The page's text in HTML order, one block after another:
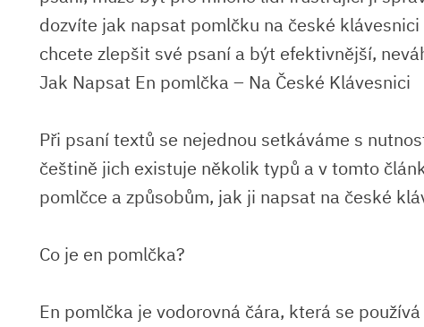
dozvíte jak napsat pomlčku na české
chcete zlepšit své psaní a být efektivnější,
Jak Napsat En pomlčka – Na České Klávesnici
Při psaní textů se nejednou setkáváme s
češtině jich existuje několik typů a v tomto
pomlčce a způsobům, jak ji napsat na české
Co je en pomlčka?
En pomlčka je vodorovná čára, která se